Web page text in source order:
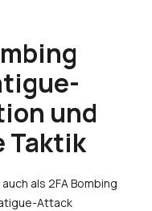
und
Taktik
als 2FA Bombing
Attack